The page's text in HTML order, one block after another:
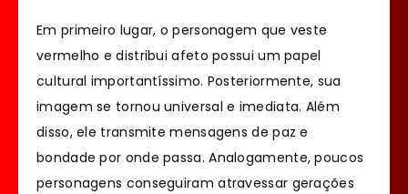
Em primeiro lugar, o personagem que veste
vermelho e distribui afeto possui um papel
cultural importantíssimo. Posteriormente, sua
imagem se tornou universal e imediata. Além
disso, ele transmite mensagens de paz e
bondade por onde passa. Analogamente, poucos
personagens conseguiram atravessar gerações